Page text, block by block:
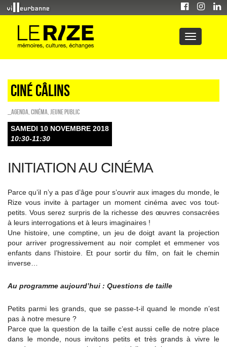
Ciné câlins
_Agenda Cinéma Jeune public
SAMEDI 10 NOVEMBRE 2018
10:30-11:30
INITIATION AU CINÉMA
Parce qu’il n’y a pas d’âge pour s’ouvrir aux images du monde, le
Rize vous invite à partager un moment cinéma avec vos tout-
petits. Vous serez surpris de la richesse des œuvres consacrées
à leurs interrogations et à leurs imaginaires !
Une histoire, une comptine, un jeu de doigt avant la projection
pour arriver progressivement au noir complet et emmener vos
enfants dans l’histoire. Et pour sortir du film, on fait le chemin
inverse…
Au programme aujourd’hui : Questions de taille
Petits parmi les grands, que se passe-t-il quand le monde n’est
pas à notre mesure ?
Parce que la question de la taille c’est aussi celle de notre place
dans le monde, nous invitons petits et très grands à vivre le